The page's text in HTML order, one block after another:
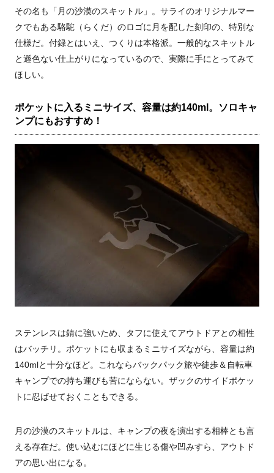
その名も「月の沙漠のスキットル」。サライのオリジナルマー
クでもある駱駝（らくだ）のロゴに月を配した刻印の、特別な
仕様だ。付録とはいえ、つくりは本格派。一般的なスキットル
と遜色ない仕上がりになっているので、実際に手にとってみて
ほしい。
ポケットに入るミニサイズ、容量は約140ml。ソロキャ
ンプにもおすすめ！
ステンレスは錆に強いため、タフに使えてアウトドアとの相性
はバッチリ。ポケットにも収まるミニサイズながら、容量は約
140mlと十分なほど。これならバックパック旅や徒歩＆自転車
キャンプでの持ち運びも苦にならない。ザックのサイドポケッ
トに忍ばせておくこともできる。
月の沙漠のスキットルは、キャンプの夜を演出する相棒とも言
える存在だ。使い込むにほどに生じる傷や凹みすら、アウトド
アの思い出になる。